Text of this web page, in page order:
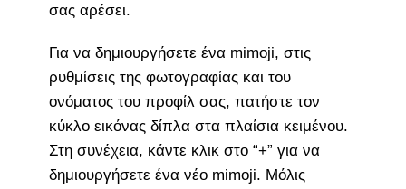
σας αρέσει.
Για να δημιουργήσετε ένα mimoji, στις
ρυθμίσεις της φωτογραφίας και του
ονόματος του προφίλ σας, πατήστε τον
κύκλο εικόνας δίπλα στα πλαίσια κειμένου.
Στη συνέχεια, κάντε κλικ στο “+” για να
δημιουργήσετε ένα νέο mimoji. Μόλις